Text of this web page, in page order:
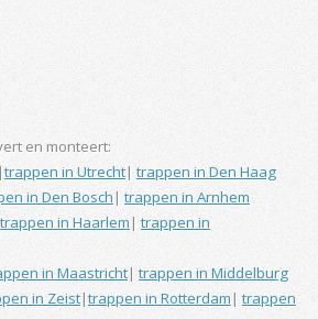
en monteert:
|trappen in Utrecht| trappen in Den Haag
in Den Bosch | trappen in Arnhem
trappen in Haarlem|trappen in
in Maastricht| trappen in Middelburg
in Zeist|trappen in Rotterdam |trappen